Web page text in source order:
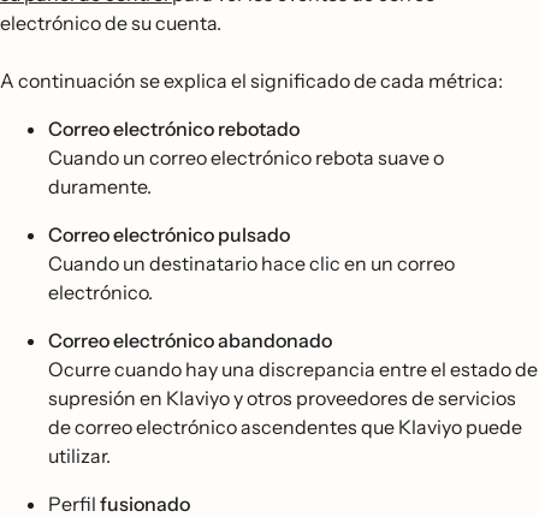
electrónico de su cuenta.
A continuación se explica el significado de cada métrica:
Correo electrónico rebotado
Cuando un correo electrónico rebota suave o
duramente.
Correo electrónico pulsado
Cuando un destinatario hace clic en un correo
electrónico.
Correo electrónico abandonado
Ocurre cuando hay una discrepancia entre el estado de
supresión en Klaviyo y otros proveedores de servicios
de correo electrónico ascendentes que Klaviyo puede
utilizar.
Perfil fusionado